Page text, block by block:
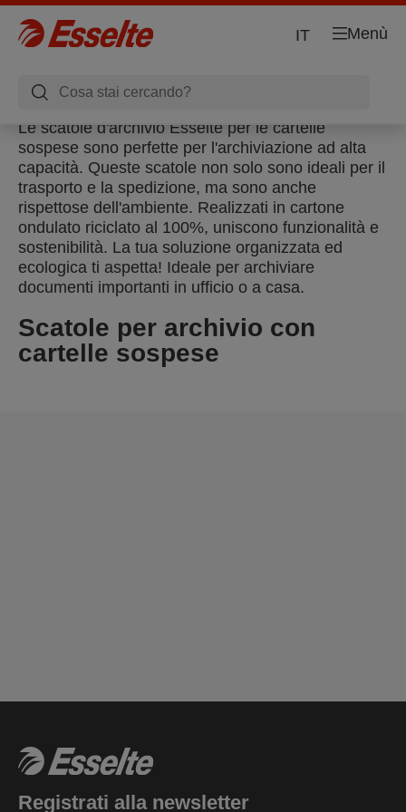
Menù
IT
Le scatole d'archivio Esselte per le cartelle
sospese sono perfette per l'archiviazione ad alta
capacità. Queste scatole non solo sono ideali per il
trasporto e la spedizione, ma sono anche
rispettose dell'ambiente. Realizzati in cartone
ondulato riciclato al 100%, uniscono funzionalità e
sostenibilità. La tua soluzione organizzata ed
ecologica ti aspetta! Ideale per archiviare
documenti importanti in ufficio o a casa.
Scatole per archivio con
cartelle sospese
Registrati alla newsletter